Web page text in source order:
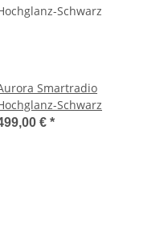
Smartradio
Schwarz
€ *